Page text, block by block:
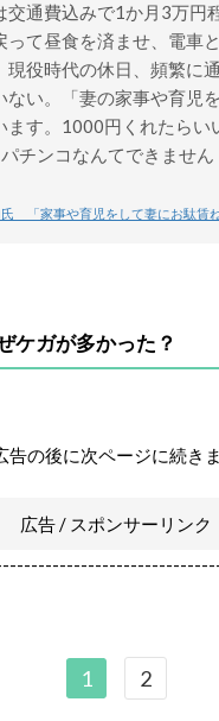
交通費込みで1か月3万円
って昼食を済ませ、電車
現役時代の休日、頻繁に
ない。「妻の家事や育児
ます。1000円くれたらい
チンコなんてできません
「家事や育児をして妻にお駄賃ね
ケガが多かった？
の後に次ページに続き
広告 / スポンサーリンク
1 2